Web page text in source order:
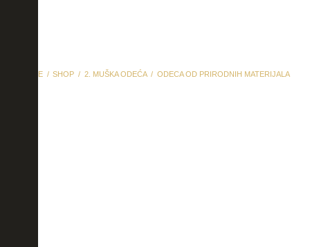
HOME SHOP 2. MUŠKA ODEĆA ODECA OD PRIRODNIH MATERIJALA